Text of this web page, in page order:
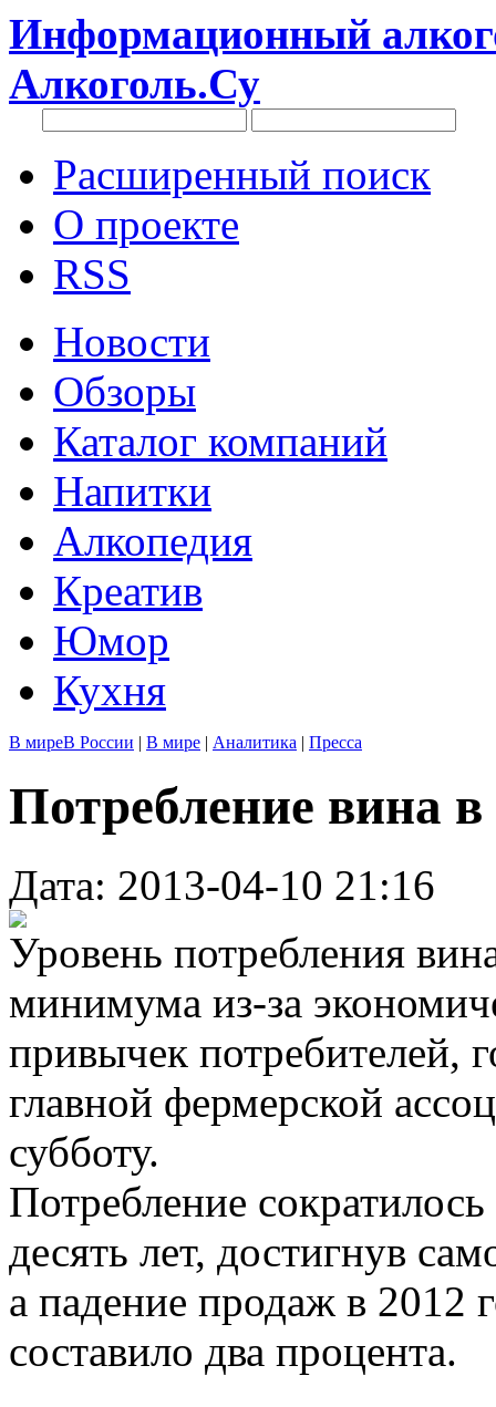
Информационный
Алкоголь.Су
Расширенный поиск
О проекте
RSS
Новости
Обзоры
Каталог компаний
Напитки
Алкопедия
Креатив
Юмор
Кухня
В миреВ России | В мире | Аналитика | Пресса
Потребление вина
Дата: 2013-04-10 21:16
Уровень потребления
минимума из-за
привычек потребителей,
главной фермерской
субботу.
Потребление
десять лет, достигнув
а падение продаж в 2012
составило два процента.